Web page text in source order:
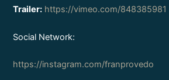
Trailer: https://vimeo.com/848385981
Social Network:
https://instagram.com/franprovedo